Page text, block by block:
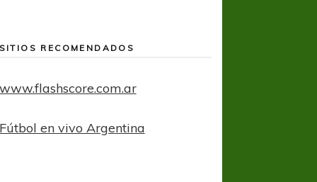
SITIOS RECOMENDADOS
www.flashscore.com.ar
Fútbol en vivo Argentina